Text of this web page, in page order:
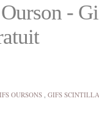
-
OURSONS, GIFS